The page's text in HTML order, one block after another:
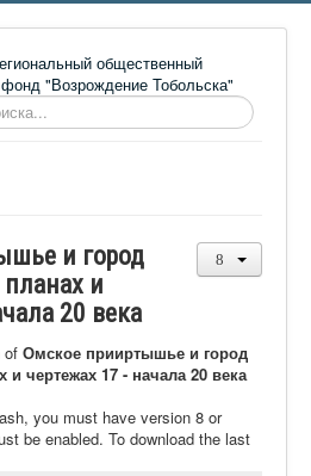
и город
и
20 века
of Омское прииртышье и город
и чертежах 17 - начала 20 века
you must have version 8 or
be enabled. To download the last